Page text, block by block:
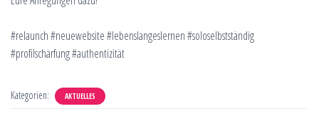
#relaunch #neuewebsite #lebenslangeslernen #soloselbstständig
#profilschärfung #authentizität
Kategorien: AKTUELLES